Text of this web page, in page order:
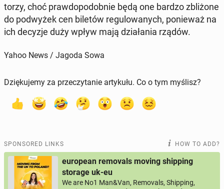
torzy, choć praw­dopodob­nie będą one bardzo zbliżone
do pod­wyżek cen biletów reg­u­lowanych, ponieważ na
ich decyzje duży wpływ mają dzi­ała­nia rządów.
Yahoo News / Jagoda Sowa
Dziękujemy za przeczytanie artykułu. Co o tym myślisz?
SPONSORED LINKS HOW TO ADD?
european removals moving shipping
storage uk-eu
We are No1 Man&Van, Removals, Shipping,